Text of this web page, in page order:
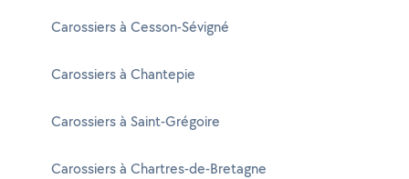
Carossiers à Cesson-Sévigné
Carossiers à Chantepie
Carossiers à Saint-Grégoire
Carossiers à Chartres-de-Bretagne